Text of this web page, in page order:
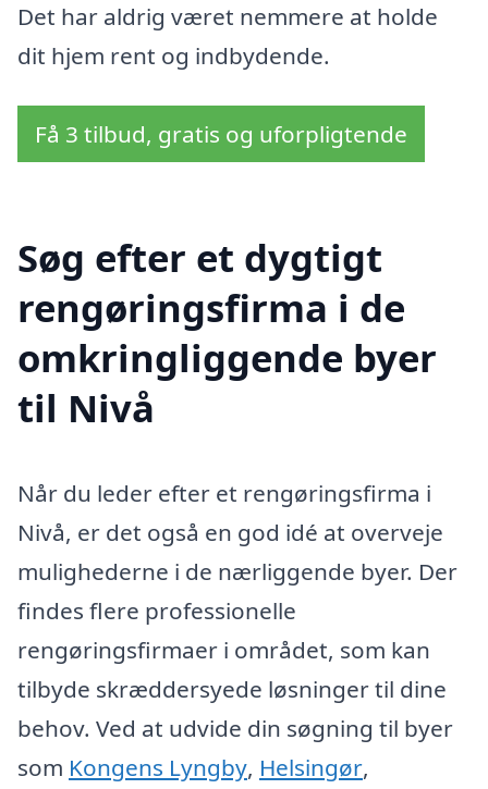
Det har aldrig været nemmere at holde
dit hjem rent og indbydende.
Få 3 tilbud, gratis og uforpligtende
Søg efter et dygtigt
rengøringsfirma i de
omkringliggende byer
til Nivå
Når du leder efter et rengøringsfirma i
Nivå, er det også en god idé at overveje
mulighederne i de nærliggende byer. Der
findes flere professionelle
rengøringsfirmaer i området, som kan
tilbyde skræddersyede løsninger til dine
behov. Ved at udvide din søgning til byer
som Kongens Lyngby, Helsingør,